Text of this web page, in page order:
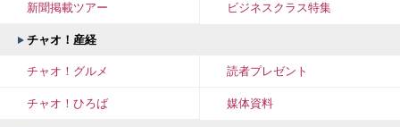
新聞掲載ツアー ビジネスクラス特集
チャオ！産経
チャオ！グルメ 読者プレゼント
チャオ！ひろば 媒体資料